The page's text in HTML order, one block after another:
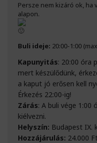
Persze nem kizáró ok, ha
alapon.
Buli ideje: 20:00-1:00
Kapunyitás: 20:00 óra
mert készülődünk,
a kaput jó erősen kell
Érkezés 22:00-ig!
Zárás: A buli vége 1:00
kiélvezni.
Helyszín: Budapest IX.
Hozzájárulás: 24.000